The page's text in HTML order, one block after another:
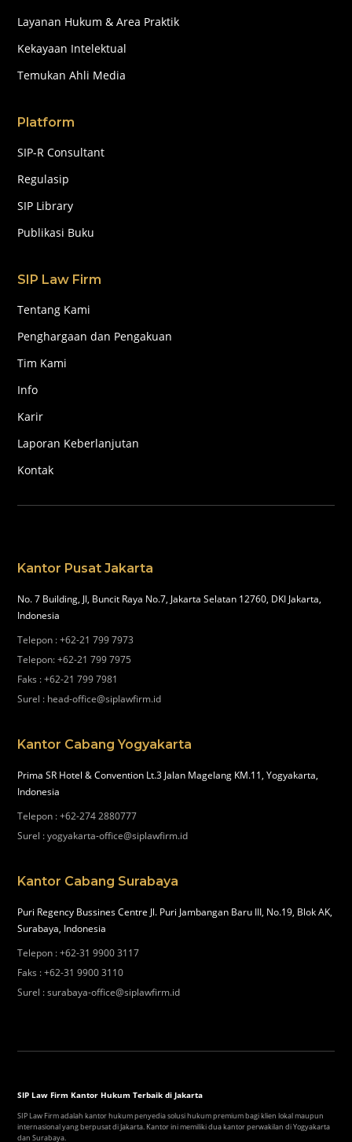
Layanan Hukum & Area Praktik
Kekayaan Intelektual
Temukan Ahli Media
Platform
SIP-R Consultant
Regulasip
SIP Library
Publikasi Buku
SIP Law Firm
Tentang Kami
Penghargaan dan Pengakuan
Tim Kami
Info
Karir
Laporan Keberlanjutan
Kontak
Kantor Pusat Jakarta
No. 7 Building, Jl, Buncit Raya No.7, Jakarta Selatan 12760, DKI Jakarta,
Indonesia
Telepon :+62-21 799 7973
Telepon:+62-21 799 7975
Faks :+62-21 799 7981
Surel : head-office@siplawfirm.id
Kantor Cabang Yogyakarta
Prima SR Hotel & Convention Lt.3 Jalan Magelang KM.11, Yogyakarta,
Indonesia
Telepon :+62-274 2880777
Surel :yogyakarta-office@siplawfirm.id
Kantor Cabang Surabaya
Puri Regency Bussines Centre Jl. Puri Jambangan Baru III, No.19, Blok AK,
Surabaya, Indonesia
Telepon :+62-31 9900 3117
Faks :+62-31 9900 3110
Surel :surabaya-office@siplawfirm.id
SIP Law Firm Kantor Hukum Terbaik di Jakarta
SIP Law Firm adalah kantor hukum penyedia solusi hukum premium bagi klien lokal maupun
internasional yang berpusat di Jakarta. Kantor ini memiliki dua kantor perwakilan di Yogyakarta
dan Surabaya.